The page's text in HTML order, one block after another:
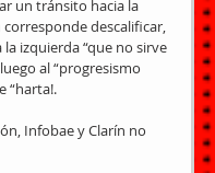
un tránsito hacia la
descalificar,
izquierda “que no sirve
al “progresismo
“harta!.
Infobae y Clarín no